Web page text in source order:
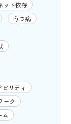
ット依存
うつ病
リティ
ーク
ム